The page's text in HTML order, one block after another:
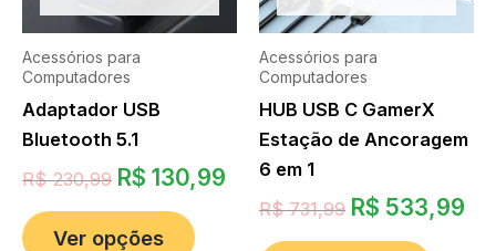
Acessórios para
Computadores
Adaptador USB
Bluetooth 5.1
R$230,99 R$ 130,99
Ver opções
Acessórios para
Computadores
HUB USB C GamerX
Estação de Ancoragem
6 em 1
R$731,99 R$ 533,99